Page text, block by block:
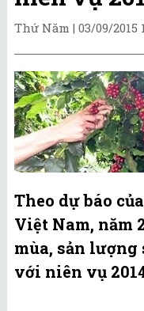
Thứ Năm | 03/09/2015
Theo dự báo
Việt Nam, năm
mùa, sản lượng
với niên vụ